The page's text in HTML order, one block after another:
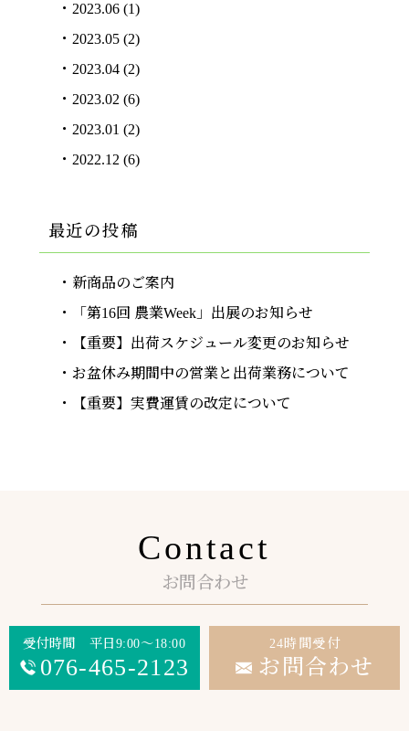
2023.06(1)
2023.05(2)
2023.04(2)
2023.02 (6)
2023.01 (2)
2022.12 (6)
最近の投稿
新商品のご案内
「第16回 農業Week」出展のお知らせ
【重要】出荷スケジュール変更のお知らせ
お盆休み期間中の営業と出荷業務について
【重要】実費運賃の改定について
Contact
お問合わせ
受付時間 平日9:00～18:00
076-465-2123
24時間受付
お問合わせ